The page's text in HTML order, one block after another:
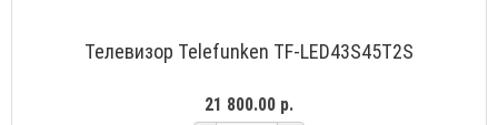
Телевизор Telefunken TF-LED43S45T2S
21 800.00 р.